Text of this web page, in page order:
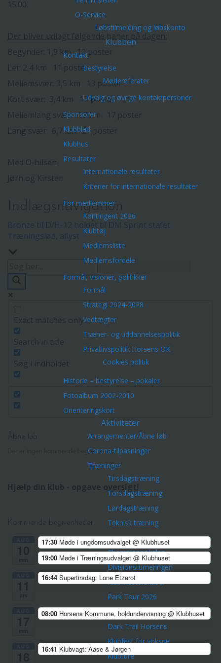
O-Service
Løbstilmelding og løbskonto
Klubben
Kontakt
Bestyrelse
Mødereferater
Udvalg og øvrige kontaktpersoner
Sponsorer
Klubblad
Klubhus
Resultater
Internationale resultater
Kriterier for internationale resultater
For medlemmer
Kontingent 2026
Klubtøj
Medlemsliste
Medlemsfordele
Formål, visioner, politikker
Formål
Strategi 2024-2028
Vedtægter
Træner- og uddannelsespolitik
Privatlivspolitik Horsens OK
Cookies politik
Historie – bestyrelse – pokaler
Fotoalbum 2002-2010
Orienteringskort
Aktiviteter
Arrangementer/Åbne løb
Corona-tilpasninger
Træninger
Tirsdagstræning
Torsdagstræning
Lørdagstræning
Teknisk træning
Øvrige aktiviteter
Championpokalen
Divisionsturneringen
Klubmesterskaber
Park Tour 2026
Nytårsløb 2025
Dark Trail Horsens
Klubfest for voksne
Klubture
Begynder: 1,9 km 10 poster
Let: 2,4 km 11 poster
Mellemsvær: 3,5 km 13 poster
Kort svær: 3,4 km 13 poster
Mellemlang svær: 4,7 km 17 poster
Lang svær: 6,7 km 21 poster
Indlægsnavigation
Exact matches only
Der er ingen kommende begivenheder.
17:30 Møde i ungdomsudvalget @ Klubhuset
19:00 Møde i Træningsudvalget @ Klubhuset
16:44 Supertirsdag: Lone Etzerot
08:00 Horsens Kommune, holdundervisning @ Klubhuset
16:41 Klubvagt: Aase & Jørgen